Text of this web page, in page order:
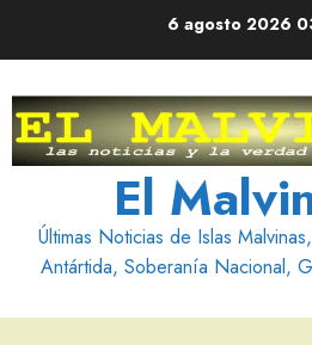
6 agosto 2026
El
Últimas Noticias de Islas
Antártida, Soberanía Nacional,